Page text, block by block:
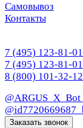
Самовывоз
Контакты
7 (495) 123-81-01
7 (495) 123-81-01
8 (800) 101-32-12
@ARGUS_X_Bot
Заказать звонок